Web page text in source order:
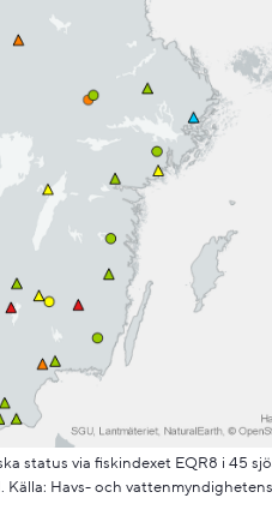
status via fiskindexet EQR8 i 45
Havs- och